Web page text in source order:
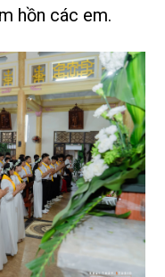
hồn các em.